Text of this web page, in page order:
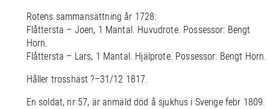
Rotens sammansättning år 1728:
Flåttersta – Joen, 1 Mantal. Huvudrote. Possessor: Bengt
Horn.
Flåttersta – Lars, 1 Mantal. Hjälprote. Possessor: Bengt Horn.
Håller trosshäst ?–31/12 1817.
En soldat, nr 57, är anmäld död å sjukhus i Sverige febr 1809.